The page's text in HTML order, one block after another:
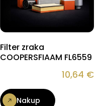
Filter zraka
COOPERSFIAAM FL6559
10,64 €
Nakup